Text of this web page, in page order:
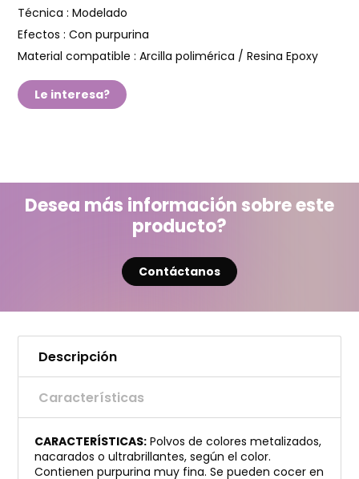
Técnica : Modelado
Efectos : Con purpurina
Material compatible : Arcilla polimérica / Resina Epoxy
Le interesa?
Desea más información sobre este
producto?
Contáctanos
Descripción
Características
CARACTERÍSTICAS: Polvos de colores metalizados,
nacarados o ultrabrillantes, según el color.
Contienen purpurina muy fina. Se pueden cocer en